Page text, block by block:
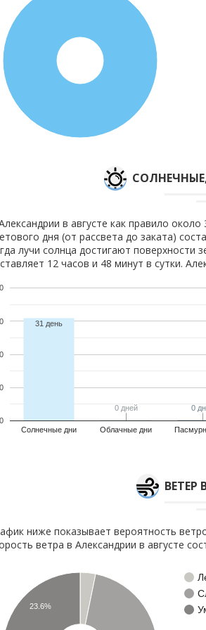
в августе как правило
дня (от рассвета до заката)
лучи солнца достигают поверхности
12 часов и 48 минут в сутки.
Солнечные дни Облачные дни
0
31 день
0 дней
0 дней 0
0
ВЕТЕР
ниже показывает вероятность
ветра в Александрии в августе
23.6%